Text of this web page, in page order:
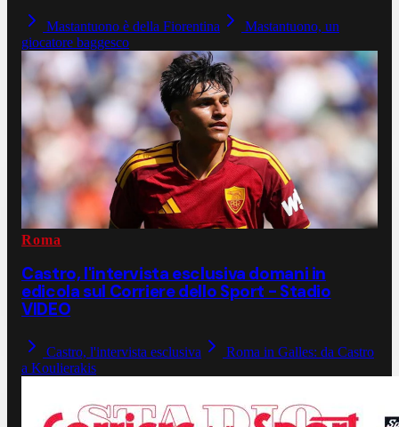
Mastantuono è della Fiorentina
Mastantuono, un
giocatore baggesco
Roma
Castro, l'intervista esclusiva domani in
edicola sul Corriere dello Sport - Stadio
VIDEO
Castro, l'intervista esclusiva
Roma in Galles: da Castro
a Koulierakis